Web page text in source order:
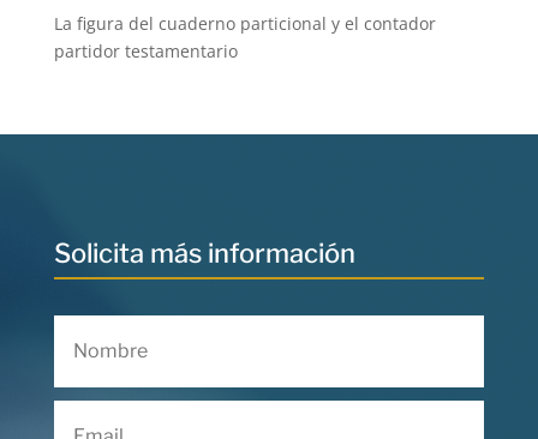
La figura del cuaderno particional y el contador
partidor testamentario
Solicita más información